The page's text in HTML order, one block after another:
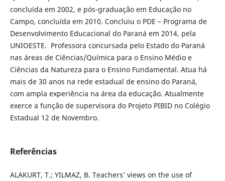
concluída em 2002, e pós-graduação em Educação no
Campo, concluída em 2010. Concluiu o PDE – Programa de
Desenvolvimento Educacional do Paraná em 2014, pela
UNIOESTE. Professora concursada pelo Estado do Paraná
nas áreas de Ciências/Química para o Ensino Médio e
Ciências da Natureza para o Ensino Fundamental. Atua há
mais de 30 anos na rede estadual de ensino do Paraná,
com ampla experiência na área da educação. Atualmente
exerce a função de supervisora do Projeto PIBID no Colégio
Estadual 12 de Novembro.
Referências
ALAKURT, T.; YILMAZ, B. Teachers’ views on the use of